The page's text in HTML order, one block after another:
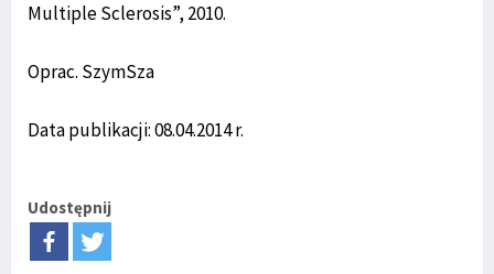
Multiple Sclerosis”, 2010.
Oprac. SzymSza
Data publikacji: 08.04.2014 r.
Udostępnij